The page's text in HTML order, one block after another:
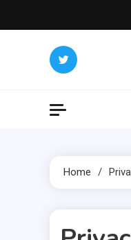
to
Home